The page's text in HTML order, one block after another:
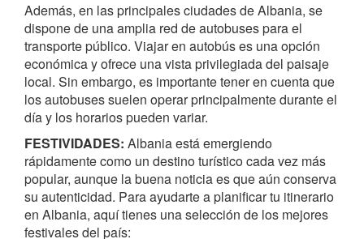
Además, en las principales ciudades de Albania, se
dispone de una amplia red de autobuses para el
transporte público. Viajar en autobús es una opción
económica y ofrece una vista privilegiada del paisaje
local. Sin embargo, es importante tener en cuenta que
los autobuses suelen operar principalmente durante el
día y los horarios pueden variar.
FESTIVIDADES: Albania está emergiendo
rápidamente como un destino turístico cada vez más
popular, aunque la buena noticia es que aún conserva
su autenticidad. Para ayudarte a planificar tu itinerario
en Albania, aquí tienes una selección de los mejores
festivales del país: